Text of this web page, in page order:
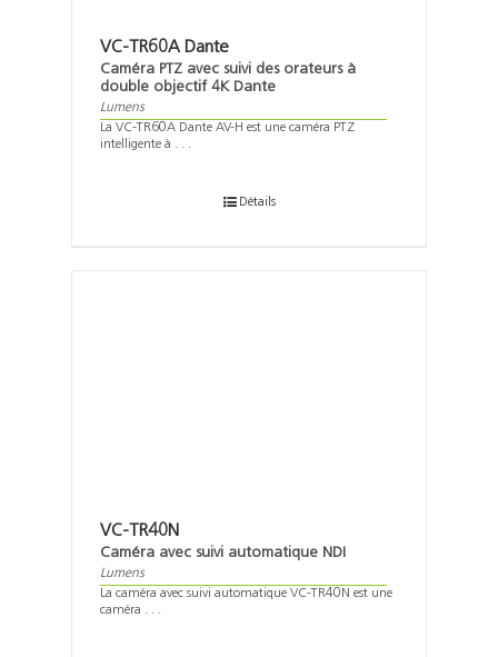
VC-TR60A Dante
Caméra PTZ avec suivi des orateurs à
double objectif 4K Dante
Lumens
La VC-TR60A Dante AV-H est une caméra PTZ
intelligente à . . .
Détails
VC-TR40N
Caméra avec suivi automatique NDI
Lumens
La caméra avec suivi automatique VC-TR40N est une
caméra . . .